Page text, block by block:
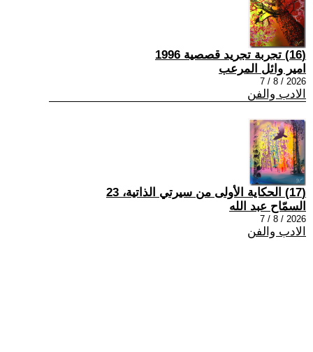
(16) تجربة تجريد قصصية 1996
امير وائل المرعب
2026 / 8 / 7
الادب والفن
(17) الحكاية الأولى من سيرتي الذاتية، 23
السمّاح عبد الله
2026 / 8 / 7
الادب والفن